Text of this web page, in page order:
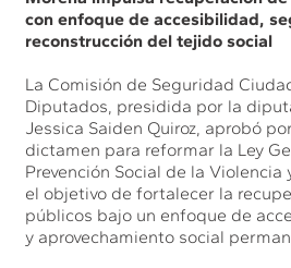
con enfoque de accesibilidad,
reconstrucción del tejido social
La Comisión de Seguridad
Diputados, presidida por la
Jessica Saiden Quiroz, aprobó
dictamen para reformar la Ley
Prevención Social de la Violencia
el objetivo de fortalecer la
públicos bajo un enfoque de
y aprovechamiento social